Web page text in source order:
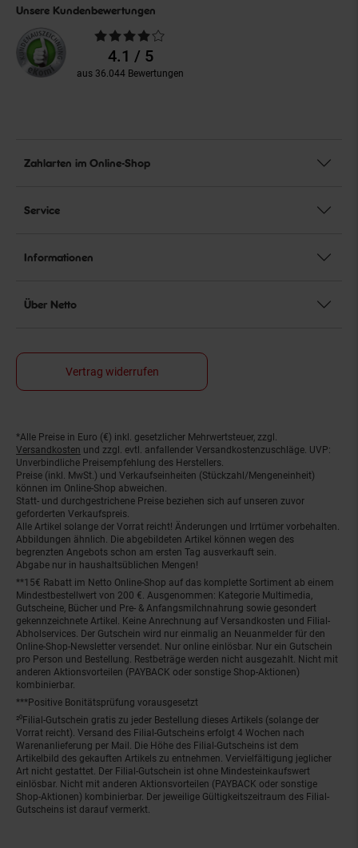
Unsere Kundenbewertungen
Durchschnittliche
Bewertungen4.1 / 5
aus 36.044 Bewertungen
Zahlarten im Online-Shop
Service
Informationen
Über Netto
Vertrag widerrufen
Fußnoten
*Alle Preise in Euro (€) inkl. gesetzlicher Mehrwertsteuer, zzgl.
Versandkosten und zzgl. evtl. anfallender Versandkostenzuschläge. UVP:
Unverbindliche Preisempfehlung des Herstellers.
Preise (inkl. MwSt.) und Verkaufseinheiten (Stückzahl/Mengeneinheit)
können im Online-Shop abweichen.
Statt- und durchgestrichene Preise beziehen sich auf unseren zuvor
geforderten Verkaufspreis.
Alle Artikel solange der Vorrat reicht! Änderungen und Irrtümer vorbehalten.
Abbildungen ähnlich. Die abgebildeten Artikel können wegen des
begrenzten Angebots schon am ersten Tag ausverkauft sein.
Abgabe nur in haushaltsüblichen Mengen!
**15€ Rabatt im Netto Online-Shop auf das komplette Sortiment ab einem
Mindestbestellwert von 200 €. Ausgenommen: Kategorie Multimedia,
Gutscheine, Bücher und Pre- & Anfangsmilchnahrung sowie gesondert
gekennzeichnete Artikel. Keine Anrechnung auf Versandkosten und Filial-
Abholservices. Der Gutschein wird nur einmalig an Neuanmelder für den
Online-Shop-Newsletter versendet. Nur online einlösbar. Nur ein Gutschein
pro Person und Bestellung. Restbeträge werden nicht ausgezahlt. Nicht mit
anderen Aktionsvorteilen (PAYBACK oder sonstige Shop-Aktionen)
kombinierbar.
***Positive Bonitätsprüfung vorausgesetzt
²⁰Filial-Gutschein gratis zu jeder Bestellung dieses Artikels (solange der
Vorrat reicht). Versand des Filial-Gutscheins erfolgt 4 Wochen nach
Warenanlieferung per Mail. Die Höhe des Filial-Gutscheins ist dem
Artikelbild des gekauften Artikels zu entnehmen. Vervielfältigung jeglicher
Art nicht gestattet. Der Filial-Gutschein ist ohne Mindesteinkaufswert
einlösbar. Nicht mit anderen Aktionsvorteilen (PAYBACK oder sonstige
Shop-Aktionen) kombinierbar. Der jeweilige Gültigkeitszeitraum des Filial-
Gutscheins ist darauf vermerkt.